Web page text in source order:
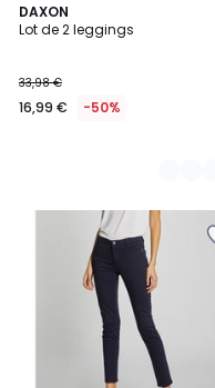
DAXON
Lot de 2 leggings
33,98 €
16,99 € -50%
2
Couleurs